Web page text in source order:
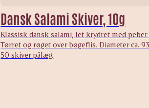
Dansk Salami Skiver, 10g
Klassisk dansk salami, let krydret med peber
Tørret og røget over bøgeflis. Diameter ca.
50 skiver pålæg.